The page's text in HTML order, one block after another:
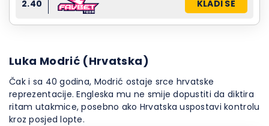
2.40 KLADI SE
Luka Modrić (Hrvatska)
Čak i sa 40 godina, Modrić ostaje srce hrvatske
reprezentacije. Engleska mu ne smije dopustiti da diktira
ritam utakmice, posebno ako Hrvatska uspostavi kontrolu
kroz posjed lopte.